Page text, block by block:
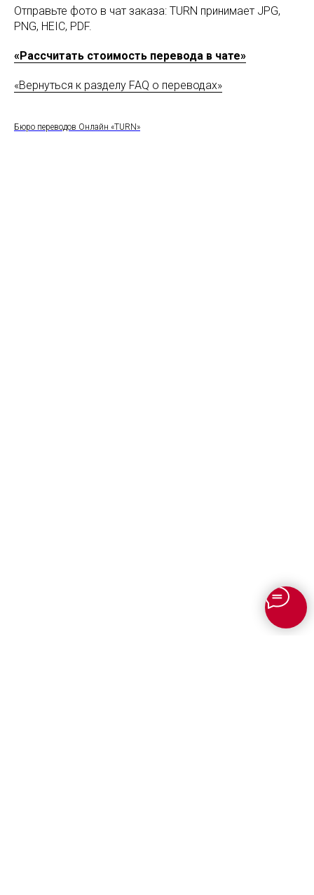
Отправьте фото в чат заказа: TURN принимает JPG,
PNG, HEIC, PDF.
«Рассчитать стоимость перевода в чате»
«Вернуться к разделу FAQ о переводах»
Бюро переводов Онлайн «TURN»